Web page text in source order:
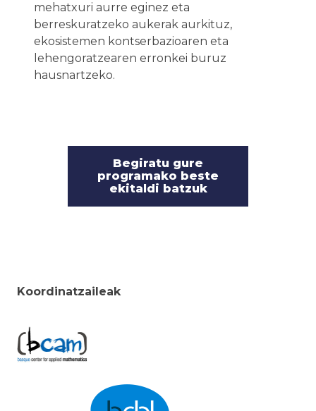
mehatxuri aurre eginez eta
berreskuratzeko aukerak aurkituz,
ekosistemen kontserbazioaren eta
lehengoratzearen erronkei buruz
hausnartzeko.
Begiratu gure
programako beste
ekitaldi batzuk
Koordinatzaileak